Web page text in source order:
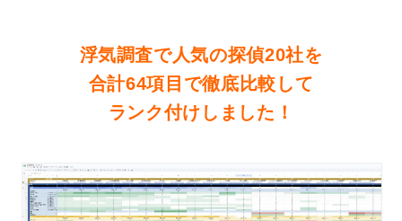
浮気調査で人気の探偵20社を
合計64項目で徹底比較して
ランク付けしました！